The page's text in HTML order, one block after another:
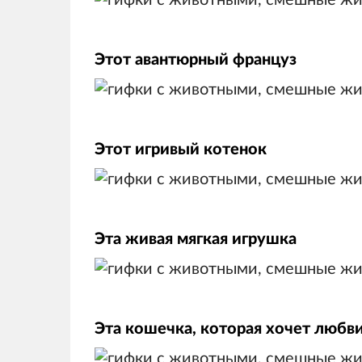
Этот авантюрный француз
Этот игривый котенок
Эта живая мягкая игрушка
Эта кошечка, которая хочет